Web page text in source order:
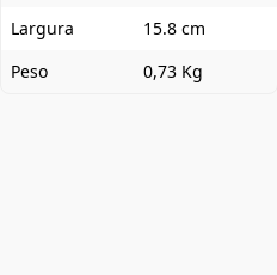
Largura
15.8 cm
Peso
0,73 Kg